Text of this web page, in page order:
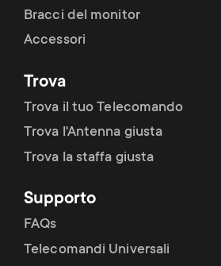
Bracci del monitor
Accessori
Trova
Trova il tuo Telecomando
Trova l'Antenna giusta
Trova la staffa giusta
Supporto
FAQs
Telecomandi Universali